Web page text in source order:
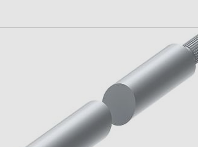
kontakti
E-